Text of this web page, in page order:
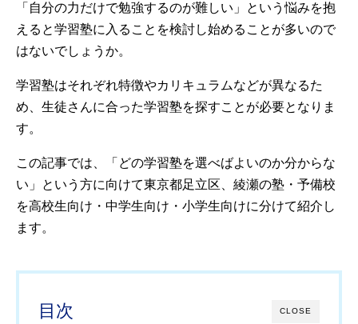
「自分の力だけで勉強するのが難しい」という悩みを抱
えると学習塾に入ることを検討し始めることが多いので
はないでしょうか。
学習塾はそれぞれ特徴やカリキュラムなどが異なるた
め、生徒さんに合った学習塾を探すことが必要となりま
す。
この記事では、「どの学習塾を選べばよいのか分からな
い」という方に向けて東京都足立区、綾瀬の塾・予備校
を高校生向け・中学生向け・小学生向けに分けて紹介し
ます。
CLOSE
目次